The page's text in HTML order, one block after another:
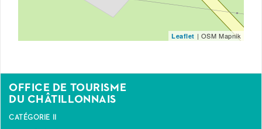
Leaflet | OSM Mapnik
OFFICE DE TOURISME
DU CHÂTILLONNAIS
CATÉGORIE II